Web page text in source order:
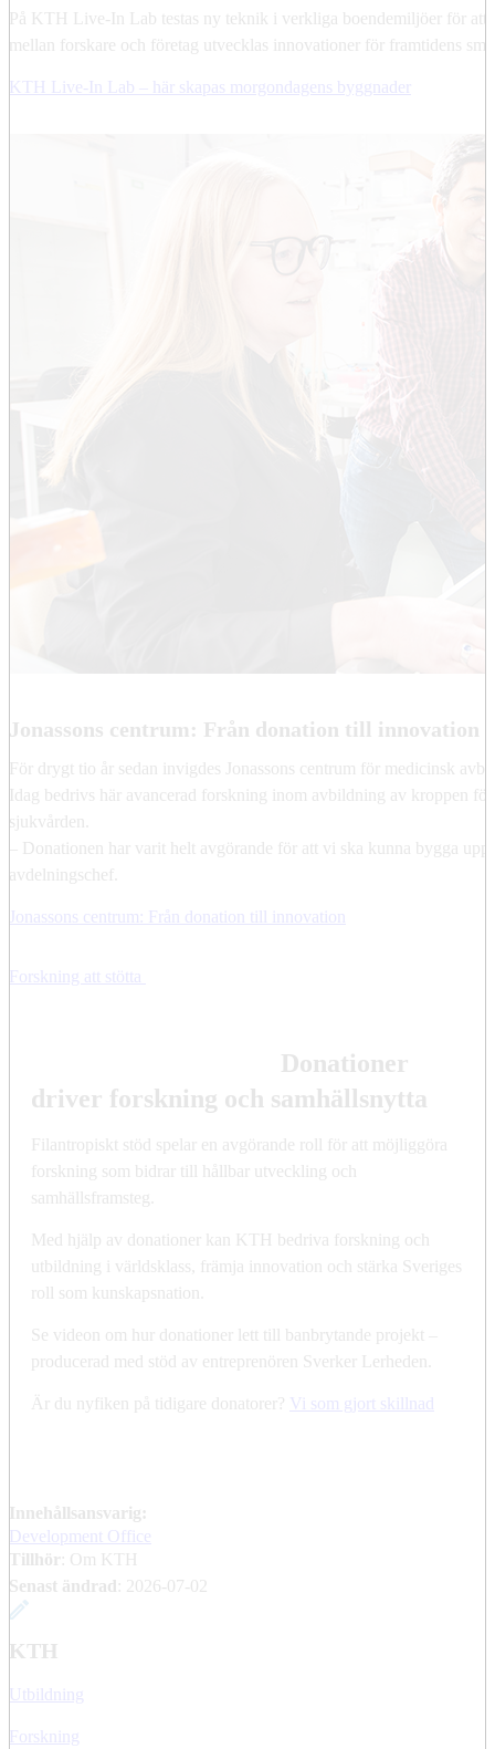
På KTH Live-In Lab testas ny teknik i verkliga boendemiljöer för att
mellan forskare och företag utvecklas innovationer för framtidens
KTH Live-In Lab – här skapas morgondagens byggnader
Jonassons centrum: Från donation till innovation
För drygt tio år sedan invigdes Jonassons centrum för medicinsk
Idag bedrivs här avancerad forskning inom avbildning av kroppen
sjukvården.
– Donationen har varit helt avgörande för att vi ska kunna bygga
avdelningschef.
Jonassons centrum: Från donation till innovation
Forskning att stötta
Donationer
driver forskning och samhällsnytta
Filantropiskt stöd spelar en avgörande roll för att möjliggöra
forskning som bidrar till hållbar utveckling och
samhällsframsteg.
Med hjälp av donationer kan KTH bedriva forskning och
utbildning i världsklass, främja innovation och stärka Sveriges
roll som kunskapsnation.
Se videon om hur donationer lett till banbrytande projekt –
producerad med stöd av entreprenören Sverker Lerheden.
Är du nyfiken på tidigare donatorer? Vi som gjort skillnad
Innehållsansvarig:
Development Office
Tillhör
: Om KTH
Senast ändrad
2026-07-02
KTH
Utbildning
Forskning